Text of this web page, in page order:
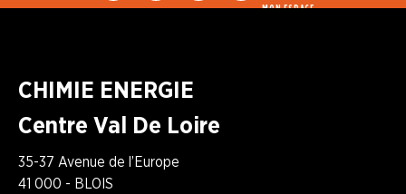
MON ESPACE
CHIMIE ENERGIE
Centre Val De Loire
35-37 Avenue de l’Europe
41 000 - BLOIS